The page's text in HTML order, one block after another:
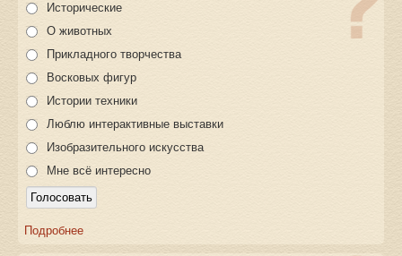
Исторические
О животных
Прикладного творчества
Восковых фигур
Истории техники
Люблю интерактивные выставки
Изобразительного искусства
Мне всё интересно
Подробнее